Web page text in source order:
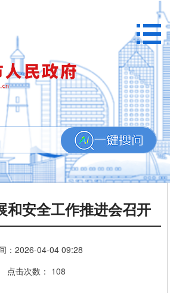
和安全工作推进会召开
： 2026-04-04 09:28
点击次数： 108